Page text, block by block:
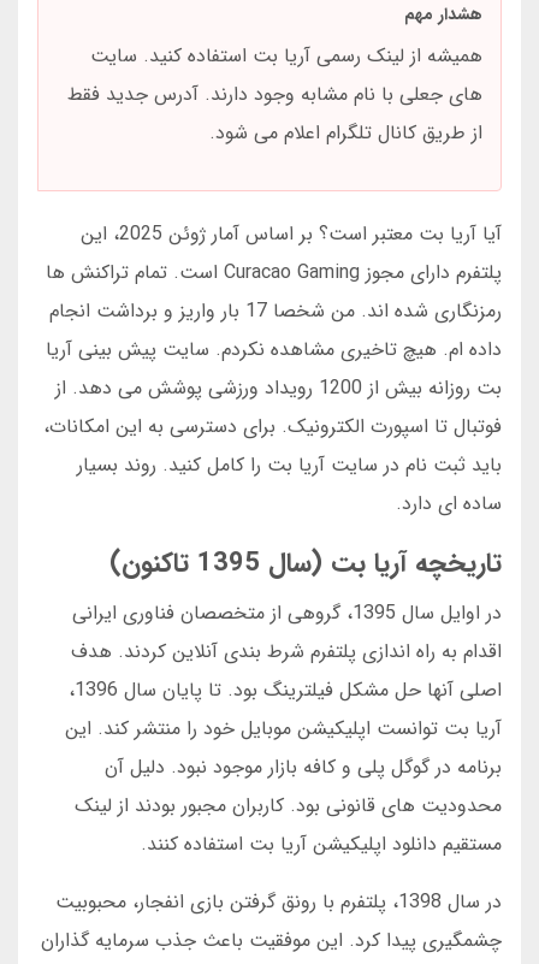
هشدار مهم
همیشه از لینک رسمی آریا بت استفاده کنید. سایت
های جعلی با نام مشابه وجود دارند. آدرس جدید فقط
از طریق کانال تلگرام اعلام می شود.
آیا آریا بت معتبر است؟ بر اساس آمار ژوئن 2025، این
پلتفرم دارای مجوز Curacao Gaming است. تمام تراکنش ها
رمزنگاری شده اند. من شخصا 17 بار واریز و برداشت انجام
داده ام. هیچ تاخیری مشاهده نکردم. سایت پیش بینی آریا
بت روزانه بیش از 1200 رویداد ورزشی پوشش می دهد. از
فوتبال تا اسپورت الکترونیک. برای دسترسی به این امکانات،
باید ثبت نام در سایت آریا بت را کامل کنید. روند بسیار
ساده ای دارد.
تاریخچه آریا بت (سال 1395 تاکنون)
در اوایل سال 1395، گروهی از متخصصان فناوری ایرانی
اقدام به راه اندازی پلتفرم شرط بندی آنلاین کردند. هدف
اصلی آنها حل مشکل فیلترینگ بود. تا پایان سال 1396،
آریا بت توانست اپلیکیشن موبایل خود را منتشر کند. این
برنامه در گوگل پلی و کافه بازار موجود نبود. دلیل آن
محدودیت های قانونی بود. کاربران مجبور بودند از لینک
مستقیم دانلود اپلیکیشن آریا بت استفاده کنند.
در سال 1398، پلتفرم با رونق گرفتن بازی انفجار، محبوبیت
چشمگیری پیدا کرد. این موفقیت باعث جذب سرمایه گذاران